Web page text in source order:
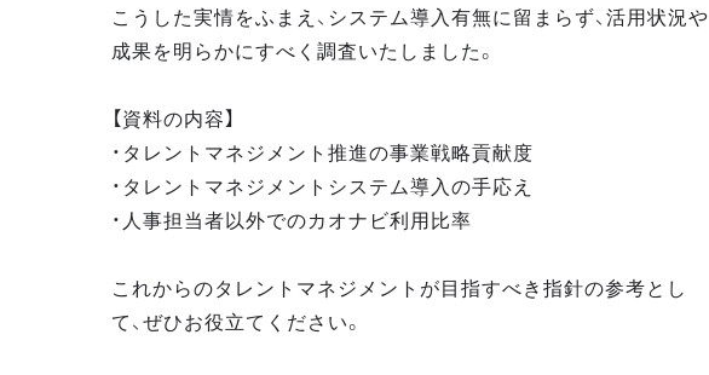
こうした実情をふまえ、システム導入有無に留まらず、活用状況や
成果を明らかにすべく調査いたしました。
【資料の内容】
・タレントマネジメント推進の事業戦略貢献度
・タレントマネジメントシステム導入の手応え
・人事担当者以外でのカオナビ利用比率
これからのタレントマネジメントが目指すべき指針の参考とし
て、ぜひお役立てください。